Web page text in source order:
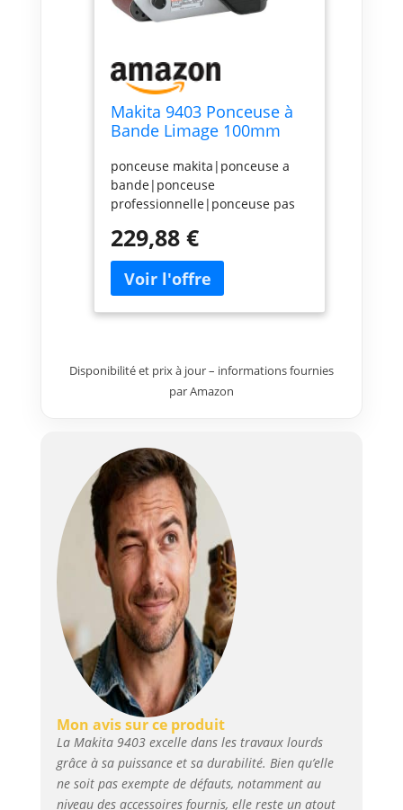
Makita 9403 Ponceuse à
Bande Limage 100mm
ponceuse makita|ponceuse a
bande|ponceuse
professionnelle|ponceuse pas
electrique|ponceuse
filaire|achat ponceuse à
bande|ponceuse 1010
W|ponceuse a bande
robuste|9403
229,88 €
Disponibilité et prix à jour – informations fournies
par Amazon
Mon avis sur ce produit
La Makita 9403 excelle dans les travaux lourds
grâce à sa puissance et sa durabilité. Bien qu’elle
ne soit pas exempte de défauts, notamment au
niveau des accessoires fournis, elle reste un atout